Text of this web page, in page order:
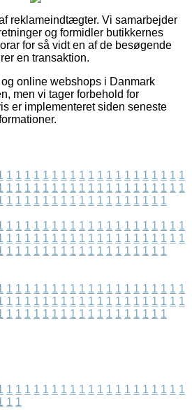
reklameindtægter. Vi samarbejder
og formidler butikkernes
for så vidt en af de besøgende
en transaktion.
online webshops i Danmark
men vi tager forbehold for
er implementeret siden seneste
1 1 1 1 1 1 1 1 1 1 1 1 1 1 1 1 1 1 1 1
1 1 1 1 1 1 1 1 1 1 1 1 1 1 1 1 1 1 1 1
1 1 1 1 1 1 1 1 1 1 1 1 1 1 1 1 1 1
1 1 1 1 1 1 1 1 1 1 1 1 1 1 1 1 1 1 1 1
1 1 1 1 1 1 1 1 1 1 1 1 1 1 1 1 1 1 1 1
1 1 1 1 1 1 1 1 1 1 1 1 1 1 1 1 1 1
1 1 1 1 1 1 1 1 1 1 1 1 1 1 1 1 1 1 1 1
1 1 1 1 1 1 1 1 1 1 1 1 1 1 1 1 1 1 1 1
1 1 1 1 1 1 1 1 1 1 1 1 1 1 1 1 1 1
1 1 1 1 1 1 1 1 1 1 1 1 1 1 1 1 1 1 1 1
1 1